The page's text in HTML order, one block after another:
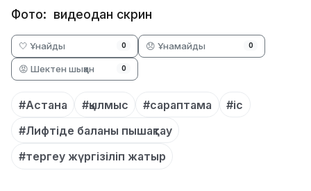
Фото: видеодан скрин
🤍 Ұнайды 0 😞 Ұнамайды 0
😡 Шектен шыққан 0
#Астана #қылмыс #сараптама
#іс
#Лифтіде баланы пышақтау
#тергеу жүргізіліп жатыр